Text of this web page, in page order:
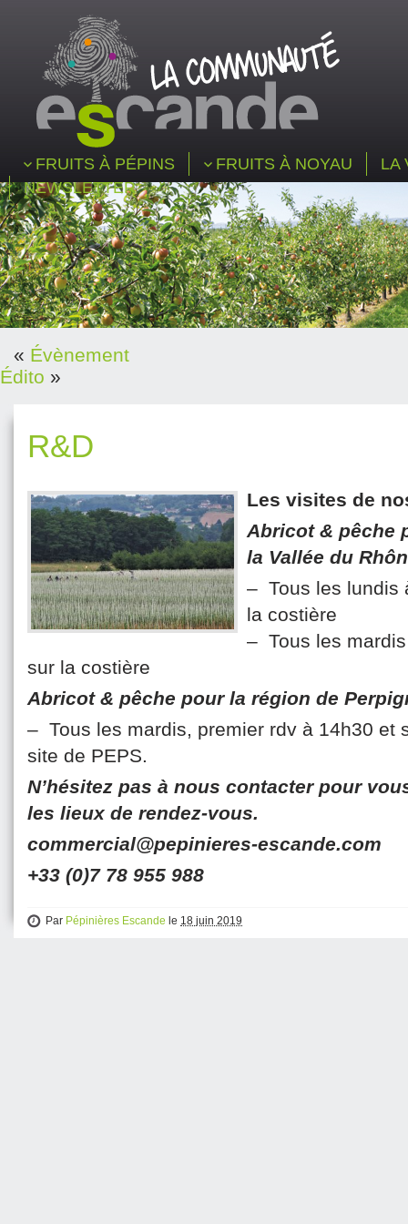
FRUITS À PÉPINS FRUITS À NOYAU
LA
NEWSLETTER
« Évènement
Édito »
R&D
Les visites de
Abricot & pêche
la Vallée du
– Tous les lundis
la costière
– Tous les
sur la costière
Abricot & pêche pour la région de
– Tous les mardis, premier rdv à 14h30 et
site de PEPS.
N’hésitez pas à nous contacter pour
les lieux de rendez-vous.
commercial@pepinieres-escande.com
+33 (0)7 78 955 988
Par Pépinières Escande le 18 juin 2019